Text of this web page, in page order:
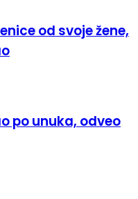
od svoje žene,
po unuka, odveo